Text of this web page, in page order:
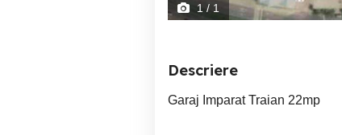
1 / 1
Descriere
Garaj Imparat Traian 22mp